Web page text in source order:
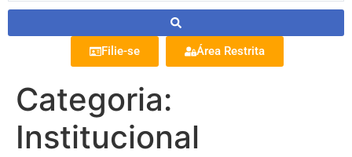
Filie-se Área Restrita
Categoria:
Institucional